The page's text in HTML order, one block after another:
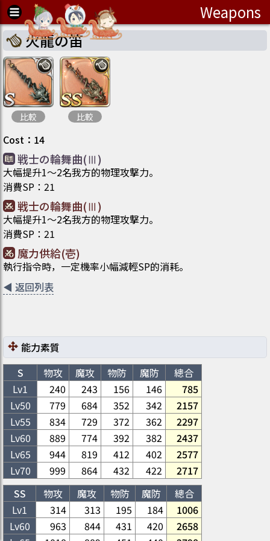
Weapons
火龍の笛
比較 比較
Cost ： 14
戦士の輪舞曲(Ⅲ)
大幅提升1～2名我方的物理攻撃力。
消費SP ： 21
戦士の輪舞曲(Ⅲ)
大幅提升1～2名我方的物理攻撃力。
消費SP ： 21
魔力供給(壱)
執行指令時，一定機率小幅減輕SP的消耗。
◀ 返回列表
能力素質
S
物攻 魔攻 物防 魔防
總合
Lv1
240 243 156 146
785
Lv50 779 684 352 342
2157
Lv55 834 729 372 362
2297
Lv60 889 774 392 382
2437
Lv65 944 819 412 402
2577
Lv70 999 864 432 422
2717
SS
物攻 魔攻 物防 魔防
總合
Lv1
314 313 195 184
1006
Lv60 963 844 431 420
2658